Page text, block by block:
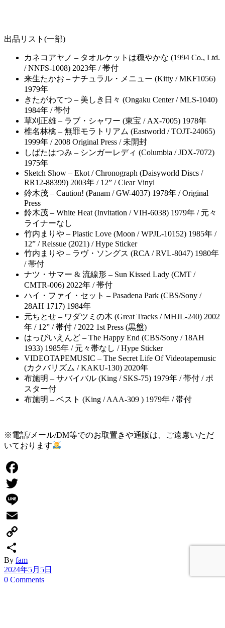
出品リスト(一部)
カネコアヤノ – タオルケットは穏やかな (1994 Co., Ltd.
/ NNFS-1008) 2023年 / 帯付
来生たかお – ナチュラル・メニュー (Kitty / MKF1056)
1979年
きたがわてつ – 美しき日々 (Ongaku Center / MLS-1040)
1984年 / 帯付
草刈正雄 – ラブ・シャワー (東宝 / AX-7005) 1978年
椎名林檎 – 無罪モラトリアム (Eastworld / TOJT-24065)
1999年 / 2008 Original Press / 未開封
しばたはつみ – シンガーレディ (Columbia / JDX-7072)
1975年
Sketch Show – Ekot / Chronograph (Daisyworld Discs /
RR12-88399) 2003年 / 12” / Clear Vinyl
鈴木茂 – Caution! (Panam / GW-4037) 1978年 / Original
Press
鈴木茂 – White Heat (Invitation / VIH-6038) 1979年 / 元々
ライナーなし
竹内まりや – Plastic Love (Moon / WPJL-10152) 1985年 /
12” / Reissue (2021) / Hype Sticker
竹内まりや – ラヴ・ソングス (RCA / RVL-8047) 1980年
/ 帯付
ナツ・サマー & 流線形 – Sun Kissed Lady (CMT /
CMTR-006) 2022年 / 帯付
ハイ・ファイ・セット – Pasadena Park (CBS/Sony /
28AH 1717) 1984年
元ちとせ – ワダツミの木 (Great Tracks / MHJL-240) 2002
年 / 12” / 帯付 / 2022 1st Press (黒盤)
はっぴいえんど – The Happy End (CBS/Sony / 18AH
1933) 1985年 / 元々帯なし / Hype Sticker
VIDEOTAPEMUSIC – The Secret Life Of Videotapemusic
(カクバリズム / KAKU-130) 2020年
布施明 – サバイバル (King / SKS-75) 1979年 / 帯付 / ポ
スター付
布施明 – ベスト (King / AAA-309 ) 1979年 / 帯付
※電話/メール/DM等でのお取置きや通販は、ご遠慮いただ
いております
Facebook
Twitter
Line
Email
Copy
Link
共
有
By fam
2024年5月5日
0 Comments